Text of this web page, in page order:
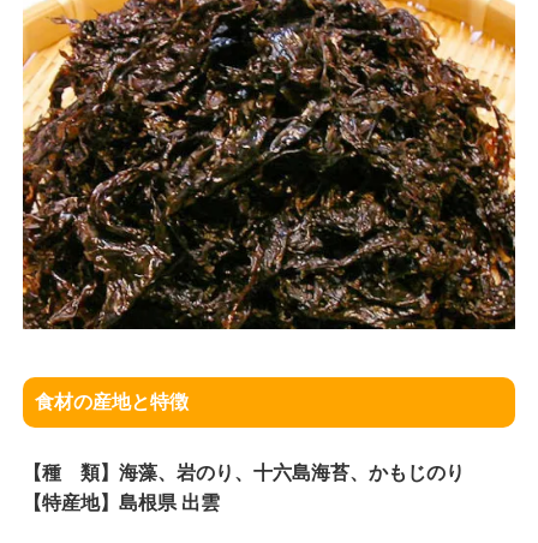
食材の産地と特徴
【種 類】海藻、岩のり、十六島海苔、かもじのり
【特産地】島根県 出雲